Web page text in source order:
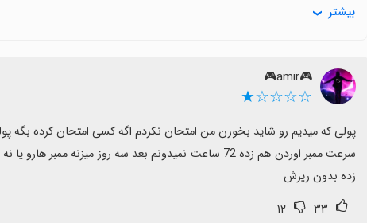
برخی دغدغه‌ها، تجربه غالباً دلگرم‌کننده است.
بیشتر
🎮amir🎮
☆☆☆☆★
زده بدون ریزش
۳۳ ۱۲